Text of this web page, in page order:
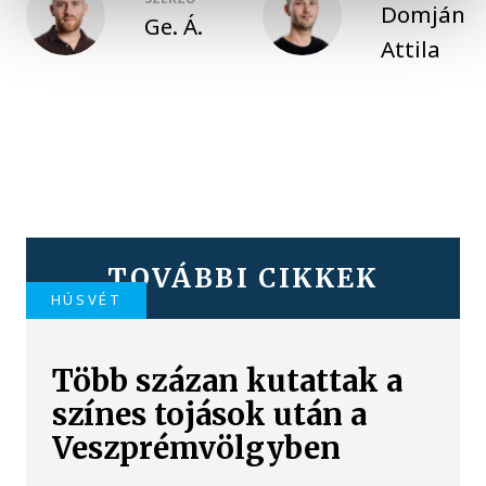
Ge. Á.
Domján
Attila
TOVÁBBI CIKKEK
HÚSVÉT
Több százan kutattak a
színes tojások után a
Veszprémvölgyben